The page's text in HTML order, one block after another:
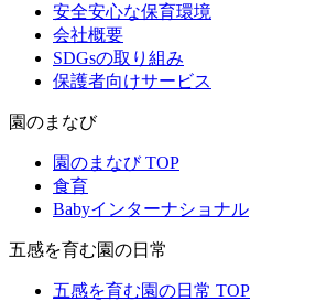
安全安心な保育環境
会社概要
SDGsの取り組み
保護者向けサービス
園のまなび
園のまなび TOP
食育
Babyインターナショナル
五感を育む園の日常
五感を育む園の日常 TOP